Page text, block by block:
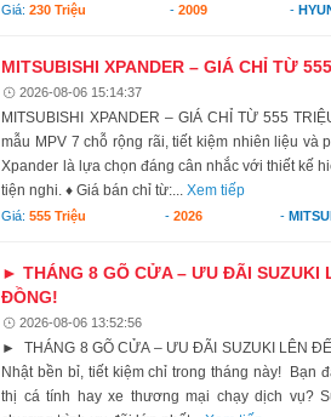
Giá:230 Triệu - 2009 -
MITSUBISHI XPANDER – GIÁ CHỈ TỪ
2026-08-06 15:14:37
MITSUBISHI XPANDER – GIÁ CHỈ TỪ 555
mẫu MPV 7 chỗ rộng rãi, tiết kiệm nhiên liệu và
Xpander là lựa chọn đáng cân nhắc với thiết kế
tiện nghi. ♦ Giá bán chỉ từ:...Xem tiếp
Giá:555 Triệu - 2026 -
► THÁNG 8 GÕ CỬA – ƯU ĐÃI SUZUKI
ĐỒNG!
2026-08-06 13:52:56
► THÁNG 8 GÕ CỬA – ƯU ĐÃI SUZUKI LÊN
Nhật bền bỉ, tiết kiệm chỉ trong tháng này! Bạn
thị cá tính hay xe thương mại chạy dịch vụ?